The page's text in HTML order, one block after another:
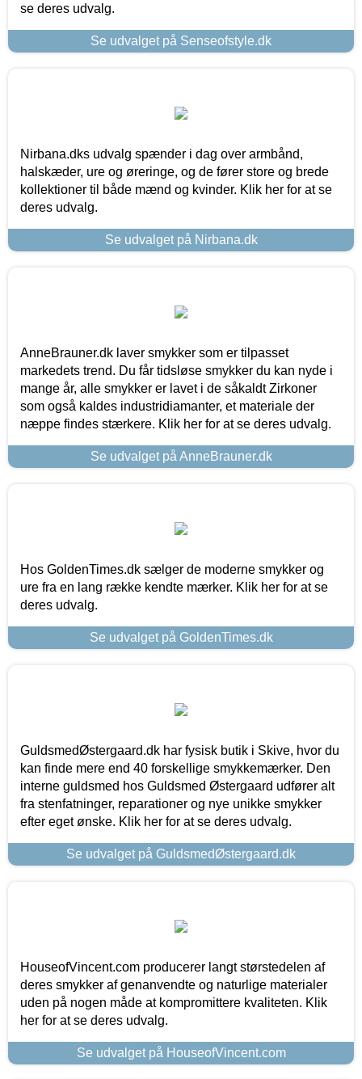
se deres udvalg.
Se udvalget på Senseofstyle.dk
Nirbana.dks udvalg spænder i dag over armbånd,
halskæder, ure og øreringe, og de fører store og brede
kollektioner til både mænd og kvinder. Klik her for at se
deres udvalg.
Se udvalget på Nirbana.dk
AnneBrauner.dk laver smykker som er tilpasset
markedets trend. Du får tidsløse smykker du kan nyde i
mange år, alle smykker er lavet i de såkaldt Zirkoner
som også kaldes industridiamanter, et materiale der
næppe findes stærkere. Klik her for at se deres udvalg.
Se udvalget på AnneBrauner.dk
Hos GoldenTimes.dk sælger de moderne smykker og
ure fra en lang række kendte mærker. Klik her for at se
deres udvalg.
Se udvalget på GoldenTimes.dk
GuldsmedØstergaard.dk har fysisk butik i Skive, hvor du
kan finde mere end 40 forskellige smykkemærker. Den
interne guldsmed hos Guldsmed Østergaard udfører alt
fra stenfatninger, reparationer og nye unikke smykker
efter eget ønske. Klik her for at se deres udvalg.
Se udvalget på GuldsmedØstergaard.dk
HouseofVincent.com producerer langt størstedelen af
deres smykker af genanvendte og naturlige materialer
uden på nogen måde at kompromittere kvaliteten. Klik
her for at se deres udvalg.
Se udvalget på HouseofVincent.com